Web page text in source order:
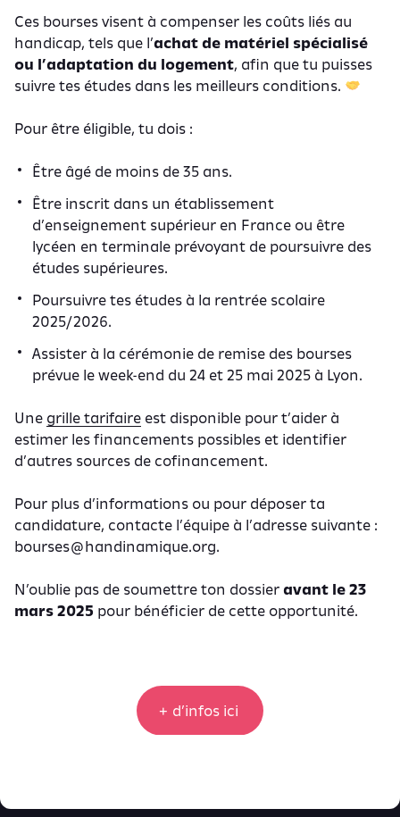
Ces bourses visent à compenser les coûts liés au
handicap, tels que l’achat de matériel spécialisé
ou l’adaptation du logement, afin que tu puisses
suivre tes études dans les meilleurs conditions.
Pour être éligible, tu dois :
Être âgé de moins de 35 ans.
Être inscrit dans un établissement
d’enseignement supérieur en France ou être
lycéen en terminale prévoyant de poursuivre des
études supérieures.
Poursuivre tes études à la rentrée scolaire
2025/2026.
Assister à la cérémonie de remise des bourses
prévue le week-end du 24 et 25 mai 2025 à Lyon.
Une grille tarifaire est disponible pour t’aider à
estimer les financements possibles et identifier
d’autres sources de cofinancement.
Pour plus d’informations ou pour déposer ta
candidature, contacte l’équipe à l’adresse suivante :
bourses@handinamique.org.
N’oublie pas de soumettre ton dossier avant le 23
mars 2025 pour bénéficier de cette opportunité.
+ d’infos ici